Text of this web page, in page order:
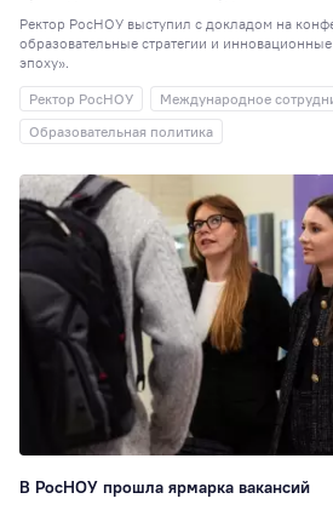
Ректор РосНОУ выступил с докладом на
образовательные стратегии и
эпоху».
Ректор РосНОУ
Международное
Образовательная политика
В РосНОУ прошла ярмарка вакансий